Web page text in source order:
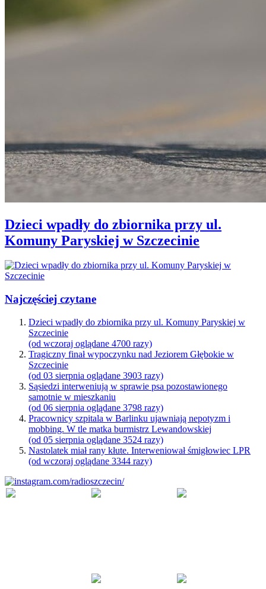
Dzieci wpadły do zbiornika przy ul.
Komuny Paryskiej w Szczecinie
Najczęściej czytane
Dzieci wpadły do zbiornika przy ul. Komuny Paryskiej w
Szczecinie
(od wczoraj oglądane 4700 razy)
Tragiczny finał wypoczynku nad Jeziorem Głębokie w
Szczecinie
(od 03 sierpnia oglądane 3903 razy)
Sąsiedzi interweniują w sprawie psa pozostawionego
samotnie w mieszkaniu
(od 06 sierpnia oglądane 3798 razy)
Pracownicy szpitala w Barlinku ujawniają nepotyzm i
mobbing. W tle matka burmistrz Lewandowskiej
(od 05 sierpnia oglądane 3524 razy)
Nastolatek miał rany kłute. Interweniował śmigłowiec LPR
(od wczoraj oglądane 3344 razy)